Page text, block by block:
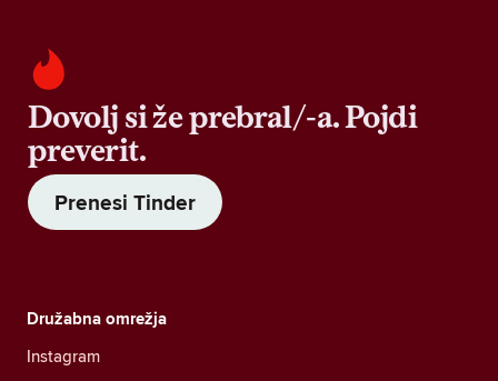
Dovolj si že prebral/-a. Pojdi
preverit.
Prenesi Tinder
Družabna omrežja
Instagram